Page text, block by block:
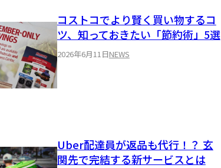
コストコでより賢く買い物するコ
ツ、知っておきたい「節約術」5選
2026年6月11日NEWS
Uber配達員が返品も代行！？ 玄
関先で完結する新サービスとは